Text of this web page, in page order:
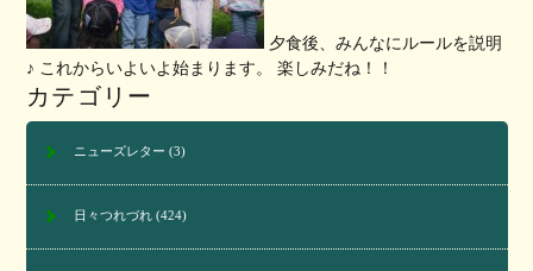
夕食後、みんなにルールを説明
♪ これからいよいよ始まります。 楽しみだね！！
カテゴリー
ニューズレター (3)
日々つれづれ(424)